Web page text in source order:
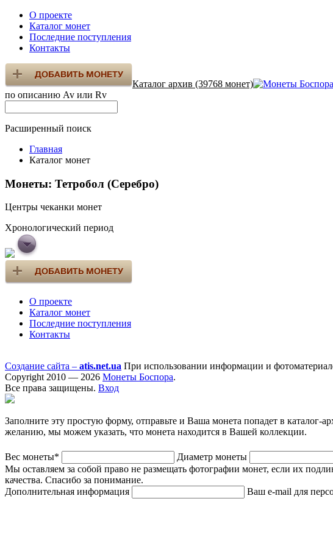
О проекте
Каталог монет
Последние поступления
Контакты
Каталог архив (39768 монет)
по описанию Av или Rv
Расширенный поиск
Главная
Каталог монет
Монеты: Тетробол (Серебро)
Центры чеканки монет
Хронологический период
О проекте
Каталог монет
Последние поступления
Контакты
Создание сайта – atis.net.ua При использовании информации и
Copyright 2010 — 2026 Монеты Боспора.
Все права защищены. Вход
Заполните эту простую форму, отправьте и Ваша монета попадет в
желанию, мы можем указать, что монета находится в Вашей коллекции.
Вес монеты* Диаметр монеты
Мы оставляем за собой право не размещать фотографии монет, если их
качества. Спасибо за понимание.
Дополнительная информация
Ваш e-mail для